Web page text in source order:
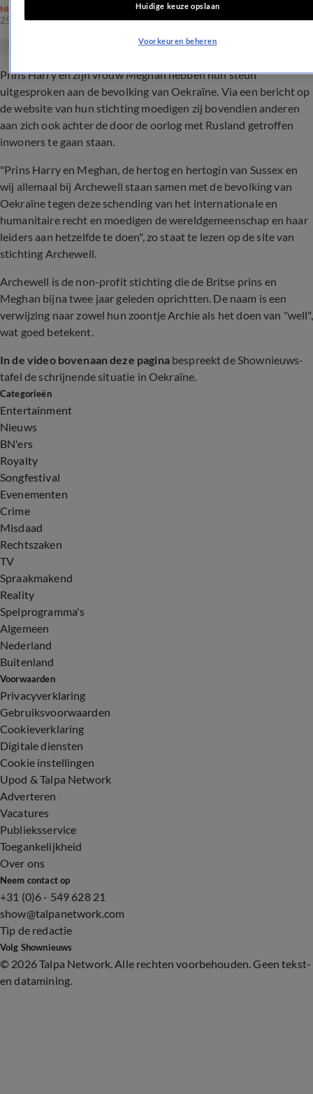
NIEUWS
25 feb 2022, 09:28
Prins Harry en zijn vrouw Meghan hebben hun steun
uitgesproken aan de bevolking van Oekraïne. Via een bericht op
de website van hun stichting moedigen zij bovendien anderen
aan zich ook achter de door de oorlog met Rusland getroffen
inwoners te gaan staan.
"Prins Harry en Meghan, de hertog en hertogin van Sussex en
wij allemaal bij Archewell staan ​​samen met de bevolking van
Oekraïne tegen deze schending van het internationale en
humanitaire recht en moedigen de wereldgemeenschap en haar
leiders aan hetzelfde te doen", zo staat te lezen op de site van
stichting Archewell.
Archewell is de non-profit stichting die de Britse prins en
Meghan bijna twee jaar geleden oprichtten. De naam is een
verwijzing naar zowel hun zoontje Archie als het doen van "well",
wat goed betekent.
In de video bovenaan deze paginabespreekt de Shownieuws-
tafel de schrijnende situatie in Oekraïne.
Categorieën
Entertainment
Nieuws
BN'ers
Royalty
Songfestival
Evenementen
Crime
Misdaad
Rechtszaken
TV
Spraakmakend
Reality
Spelprogramma's
Algemeen
Nederland
Buitenland
Voorwaarden
Privacyverklaring
Gebruiksvoorwaarden
Cookieverklaring
Digitale diensten
Cookie instellingen
Upod & Talpa Network
Adverteren
Vacatures
Publieksservice
Toegankelijkheid
Over ons
Neem contact op
+31 (0)6 - 549 628 21
show@talpanetwork.com
Tip de redactie
Volg Shownieuws
© 2026 Talpa Network. Alle rechten voorbehouden. Geen tekst-
en datamining.
Huidige keuze opslaan
Voorkeuren beheren